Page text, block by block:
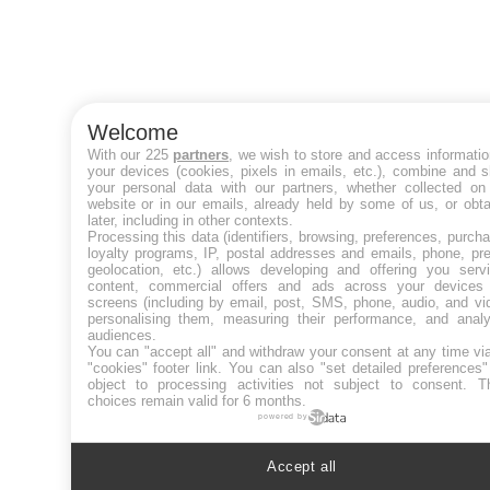
Welcome
With our 225 partners , we wish to store and access
your devices (cookies, pixels in emails, etc.), combine and
your personal data with our partners, whether collected
website or in our emails, already held by some of us, or
later, including in other contexts.
Processing this data (identifiers, browsing, preferences,
loyalty programs, IP, postal addresses and emails, phone,
geolocation, etc.) allows developing and offering you
content, commercial offers and ads across your devices
screens (including by email, post, SMS, phone, audio, and
personalising them, measuring their performance, and
audiences.
You can "accept all" and withdraw your consent at any time
"cookies" footer link . You can also "set detailed
object to processing activities not subject to consent.
choices remain valid for 6 months.
powered by
Accept all